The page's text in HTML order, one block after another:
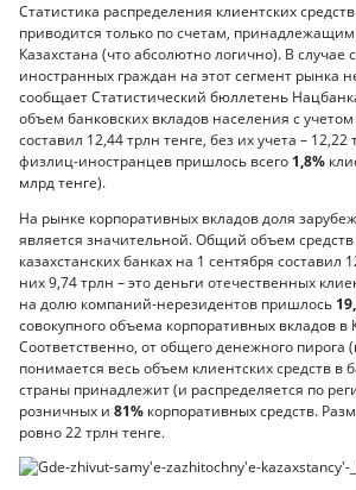
Статистика распределения клиентских
приводится только по счетам,
Казахстана (что абсолютно логично). В
иностранных граждан на этот сегмент рынка
сообщает Статистический бюллетень
объем банковских вкладов населения с
составил 12,44 трлн тенге, без их учета – 12,22
физлиц-иностранцев пришлось всего 1,8%
млрд тенге).
На рынке корпоративных вкладов доля
является значительной. Общий объем
казахстанских банках на 1 сентября составил
них 9,74 трлн – это деньги оте­чественных
на долю компаний-нерезидентов пришлось
совокупного объема корпоративных вкладов в
Соответственно, от общего денежного пирога
понимается весь объем клиентских средств в
страны принадлежит (и распределяется по
розничных и 81% корпоративных средств.
ровно 22 трлн тенге.